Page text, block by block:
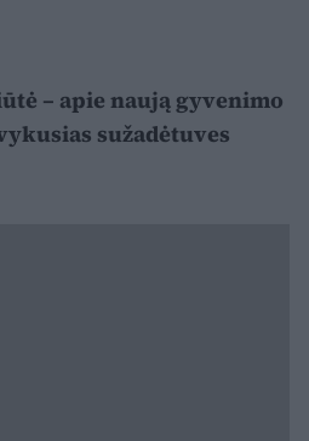
– apie naują gyvenimo
sužadėtuves